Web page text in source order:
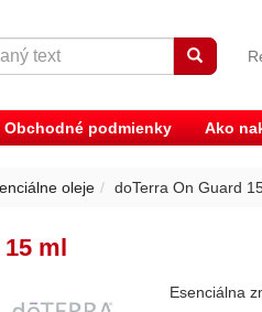
Obchodné podmienky Ako
oleje doTerra On Guard
ml
Esenciálna